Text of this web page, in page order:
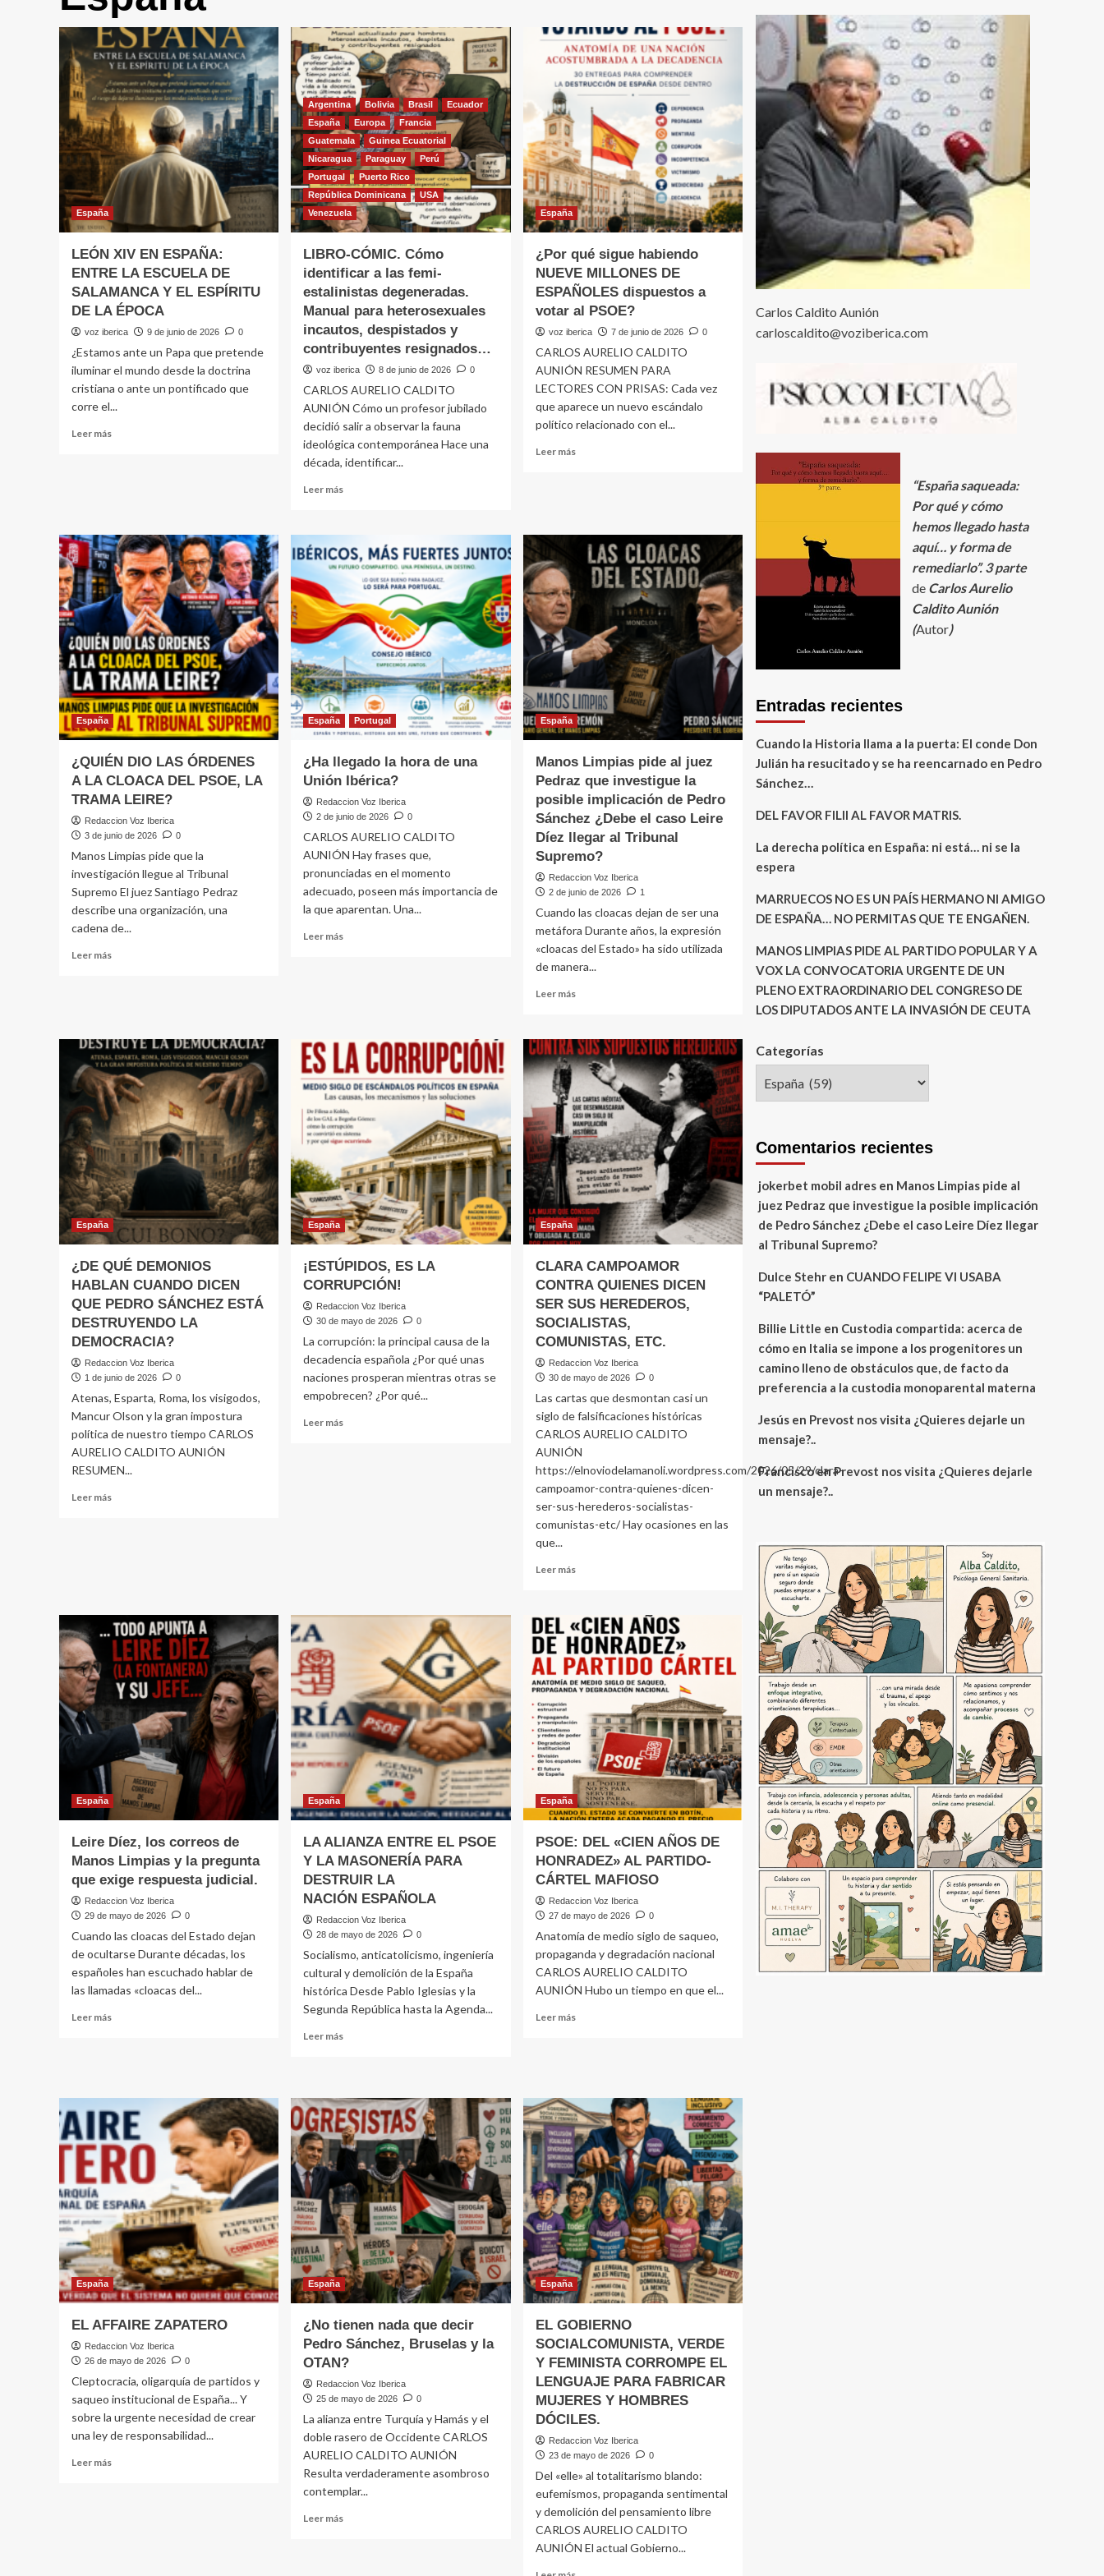
España
LEÓN XIV EN ESPAÑA:
ENTRE LA ESCUELA DE
SALAMANCA Y EL ESPÍRITU
DE LA ÉPOCA
voz iberica 9 de junio de 2026 0
¿Estamos ante un Papa que pretende
iluminar el mundo desde la doctrina
cristiana o ante un pontificado que
corre el...
Leer más
ENTRE
LA
ESCUELA
DE
SALAMANCA
Y
EL
ESPÍRITU
DE
LA
ÉPOCA
Argentina Bolivia Brasil
Ecuador
España
Europa
Francia
Guatemala
Guinea Ecuatorial
Nicaragua
Paraguay
Perú
Portugal
Puerto Rico
República Dominicana
USA
Venezuela
LIBRO-CÓMIC. Cómo
identificar a las femi-
estalinistas degeneradas.
Manual para heterosexuales
incautos, despistados y
contribuyentes resignados…
voz iberica 8 de junio de 2026 0
CARLOS AURELIO CALDITO
AUNIÓN Cómo un profesor jubilado
decidió salir a observar la fauna
ideológica contemporánea Hace una
década, identificar...
Leer más
LIBRO-
CÓMIC.
Cómo
identificar
las
femi-
estalinistas
degeneradas.
Manual
para
heterosexuales
incautos,
despistados
contribuyentes
resignados…
España
¿Por qué sigue habiendo
NUEVE MILLONES DE
ESPAÑOLES dispuestos a
votar al PSOE?
voz iberica 7 de junio de 2026 0
CARLOS AURELIO CALDITO
AUNIÓN RESUMEN PARA
LECTORES CON PRISAS: Cada vez
que aparece un nuevo escándalo
político relacionado con el...
Leer másLeer
habiendo
NUEVE
MILLONES
DE
ESPAÑOLES
a
votar
al
PSOE?
España
¿QUIÉN DIO LAS ÓRDENES
A LA CLOACA DEL PSOE, LA
TRAMA LEIRE?
Redaccion Voz Iberica
3 de junio de 2026
0
Manos Limpias pide que la
investigación llegue al Tribunal
Supremo El juez Santiago Pedraz
describe una organización, una
cadena de...
Leer más
ÓRDENES
A
LA
CLOACA
DEL
PSOE,
LA
TRAMA
LEIRE?
España Portugal
¿Ha llegado la hora de una
Unión Ibérica?
Redaccion Voz Iberica
2 de junio de 2026
0
CARLOS AURELIO CALDITO
AUNIÓN Hay frases que,
pronunciadas en el momento
adecuado, poseen más importancia de
la que aparentan. Una...
Leer más
de
una
Unión
Ibérica?
España
Manos Limpias pide al juez
Pedraz que investigue la
posible implicación de Pedro
Sánchez ¿Debe el caso Leire
Díez llegar al Tribunal
Supremo?
Redaccion Voz Iberica
2 de junio de 2026
1
Cuando las cloacas dejan de ser una
metáfora Durante años, la expresión
«cloacas del Estado» ha sido utilizada
de manera...
Leer másLeer
Manos
Limpias
pide
juez
Pedraz
que
investigue
la
posible
implicación
de
Pedro
Sánchez
el
caso
Leire
Díez
llegar
al
Tribunal
Supremo?
España
¿DE QUÉ DEMONIOS
HABLAN CUANDO DICEN
QUE PEDRO SÁNCHEZ ESTÁ
DESTRUYENDO LA
DEMOCRACIA?
Redaccion Voz Iberica
1 de junio de 2026
0
Atenas, Esparta, Roma, los visigodos,
Mancur Olson y la gran impostura
política de nuestro tiempo CARLOS
AURELIO CALDITO AUNIÓN
RESUMEN...
Leer más
DICEN
QUE
PEDRO
SÁNCHEZ
ESTÁ
DESTRUYENDO
LA
DEMOCRACIA?
España
¡ESTÚPIDOS, ES LA
CORRUPCIÓN!
Redaccion Voz Iberica
30 de mayo de 2026
0
La corrupción: la principal causa de la
decadencia española ¿Por qué unas
naciones prosperan mientras otras se
empobrecen? ¿Por qué...
Leer más
España
CLARA CAMPOAMOR
CONTRA QUIENES DICEN
SER SUS HEREDEROS,
SOCIALISTAS,
COMUNISTAS, ETC.
Redaccion Voz Iberica
30 de mayo de 2026
0
Las cartas que desmontan casi un
siglo de falsificaciones históricas
CARLOS AURELIO CALDITO
AUNIÓN
https://elnoviodelamanoli.wordpress.com/2026/05/29/clara-
campoamor-contra-quienes-dicen-
ser-sus-herederos-socialistas-
comunistas-etc/ Hay ocasiones en las
que...
Leer másLeer
CLARA
CAMPOAMOR
CONTRA
QUIENES
DICEN
SER
HEREDEROS,
SOCIALISTAS,
COMUNISTAS, ETC.
España
Leire Díez, los correos de
Manos Limpias y la pregunta
que exige respuesta judicial.
Redaccion Voz Iberica
29 de mayo de 2026
0
Cuando las cloacas del Estado dejan
de ocultarse Durante décadas, los
españoles han escuchado hablar de
las llamadas «cloacas del...
Leer más
correos
de
Manos
Limpias
y
la
pregunta
que
exige
respuesta
judicial.
España
LA ALIANZA ENTRE EL PSOE
Y LA MASONERÍA PARA
DESTRUIR LA
NACIÓN ESPAÑOLA
Redaccion Voz Iberica
28 de mayo de 2026
0
Socialismo, anticatolicismo, ingeniería
cultural y demolición de la España
histórica Desde Pablo Iglesias y la
Segunda República hasta la Agenda...
Leer más
ALIANZA
ENTRE
EL
PSOE
MASONERÍA
PARA
DESTRUIR
LA
NACIÓN ESPAÑOLA
España
PSOE: DEL «CIEN AÑOS DE
HONRADEZ» AL PARTIDO-
CÁRTEL MAFIOSO
Redaccion Voz Iberica
27 de mayo de 2026
0
Anatomía de medio siglo de saqueo,
propaganda y degradación nacional
CARLOS AURELIO CALDITO
AUNIÓN Hubo un tiempo en que el...
Leer másLeer
AÑOS
DE
HONRADEZ»
AL
PARTIDO-
CÁRTEL
MAFIOSO
España
EL AFFAIRE ZAPATERO
Redaccion Voz Iberica
26 de mayo de 2026
0
Cleptocracia, oligarquía de partidos y
saqueo institucional de España... Y
sobre la urgente necesidad de crear
una ley de responsabilidad...
Leer más
España
¿No tienen nada que decir
Pedro Sánchez, Bruselas y la
OTAN?
Redaccion Voz Iberica
25 de mayo de 2026
0
La alianza entre Turquía y Hamás y el
doble rasero de Occidente CARLOS
AURELIO CALDITO AUNIÓN
Resulta verdaderamente asombroso
contemplar...
Leer más
España
EL GOBIERNO
SOCIALCOMUNISTA, VERDE
Y FEMINISTA CORROMPE EL
LENGUAJE PARA FABRICAR
MUJERES Y HOMBRES
DÓCILES.
Redaccion Voz Iberica
23 de mayo de 2026
0
Del «elle» al totalitarismo blando:
eufemismos, propaganda sentimental
y demolición del pensamiento libre
CARLOS AURELIO CALDITO
AUNIÓN El actual Gobierno...
Leer
Carlos Caldito Aunión
carloscaldito@voziberica.com
“España saqueada:
Por qué y cómo
hemos llegado hasta
aquí… y forma de
remediarlo”. 3 parte
de Carlos Aurelio
Caldito Aunión
(Autor)
Entradas recientes
Cuando la Historia llama a la puerta: El conde Don
Julián ha resucitado y se ha reencarnado en Pedro
Sánchez…
DEL FAVOR FILII AL FAVOR MATRIS.
La derecha política en España: ni está… ni se la
espera
MARRUECOS NO ES UN PAÍS HERMANO NI AMIGO
DE ESPAÑA… NO PERMITAS QUE TE ENGAÑEN.
MANOS LIMPIAS PIDE AL PARTIDO POPULAR Y A
VOX LA CONVOCATORIA URGENTE DE UN
PLENO EXTRAORDINARIO DEL CONGRESO DE
LOS DIPUTADOS ANTE LA INVASIÓN DE CEUTA
Categorías
Comentarios recientes
jokerbet mobil adresen Manos Limpias pide al
juez Pedraz que investigue la posible implicación
de Pedro Sánchez ¿Debe el caso Leire Díez llegar
al Tribunal Supremo?
Dulce Stehren CUANDO FELIPE VI USABA
“PALETÓ”
Billie Little en Custodia compartida: acerca de
cómo en Italia se impone a los progenitores un
camino lleno de obstáculos que, de facto da
preferencia a la custodia monoparental materna
Jesúsen Prevost nos visita ¿Quieres dejarle un
mensaje?..
FranciscoenPrevost nos visita ¿Quieres dejarle
un mensaje?..